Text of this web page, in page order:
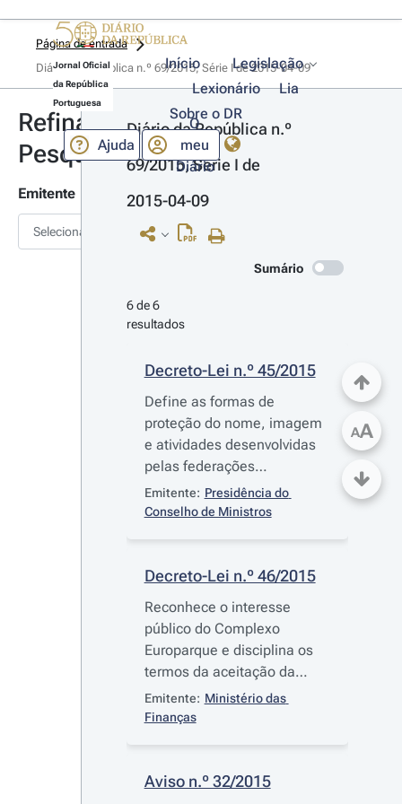
Jornal Oficial
da República
Portuguesa
Início
Legislação
Lexionário
Lia
Sobre o DR
Ajuda
O
meu
Diário
Página de entrada
Diário da República n.º 69/2015, Série I de 2015-04-09
Refinar
Pesquisa
Emitente
Selecionar
Diário da República n.º
69/2015, Série I de
2015-04-09
Sumário
6 de 6
resultados
Decreto-Lei n.º 45/2015
Define as formas de
proteção do nome, imagem
e atividades desenvolvidas
pelas federações
desportivas, bem como o
respetivo regime
Emitente: Presidência do
Conselho de Ministros
Decreto-Lei n.º 46/2015
Reconhece o interesse
público do Complexo
Europarque e disciplina os
termos da aceitação da
dação em cumprimento
desse imóvel ao Estado,
mesmo ao Município de
Emitente: Ministério das
Finanças
Aviso n.º 32/2015
AA